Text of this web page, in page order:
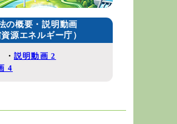
の概要・説明動画
源エネルギー庁）
・ 説明動画 2
4